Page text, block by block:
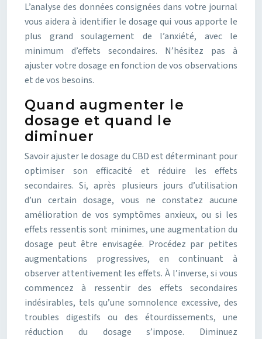
L’analyse des données consignées dans votre journal
vous aidera à identifier le dosage qui vous apporte le
plus grand soulagement de l’anxiété, avec le
minimum d’effets secondaires. N’hésitez pas à
ajuster votre dosage en fonction de vos observations
et de vos besoins.
Quand augmenter le
dosage et quand le
diminuer
Savoir ajuster le dosage du CBD est déterminant pour
optimiser son efficacité et réduire les effets
secondaires. Si, après plusieurs jours d’utilisation
d’un certain dosage, vous ne constatez aucune
amélioration de vos symptômes anxieux, ou si les
effets ressentis sont minimes, une augmentation du
dosage peut être envisagée. Procédez par petites
augmentations progressives, en continuant à
observer attentivement les effets. À l’inverse, si vous
commencez à ressentir des effets secondaires
indésirables, tels qu’une somnolence excessive, des
troubles digestifs ou des étourdissements, une
réduction du dosage s’impose. Diminuez